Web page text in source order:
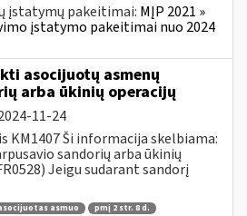
įstatymų pakeitimai: MĮP 2021 »
įstatymo pakeitimai nuo 2024
asocijuotų asmenų
arba ūkinių operacijų
11-24
KM1407 Ši informacija skelbiama:
sandorių arba ūkinių
Jeigu sudarant sandorį
asmuo
pmį 2 str. 8 d.